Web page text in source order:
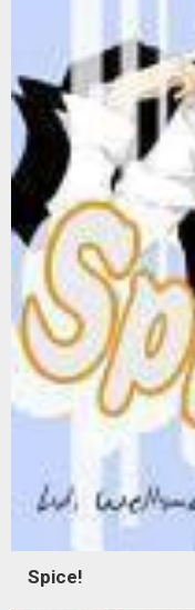
Spice!